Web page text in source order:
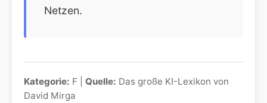
Netzen.
Kategorie: F | Quelle: Das große KI-Lexikon von
David Mirga